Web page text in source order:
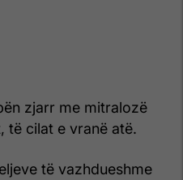
zjarr me mitralozë
të cilat e vranë atë.
të vazhdueshme